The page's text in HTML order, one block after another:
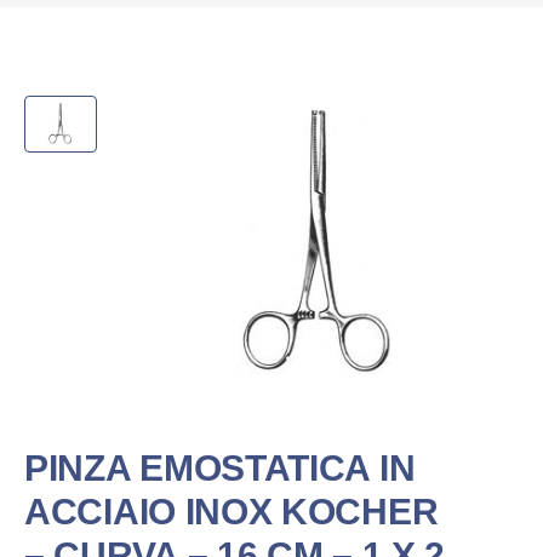
PINZA EMOSTATICA IN
ACCIAIO INOX KOCHER